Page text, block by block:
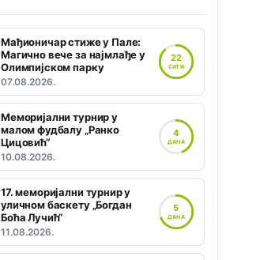
Мађионичар стиже у Пале:
Магично вече за најмлађе у
Олимпијском парку
07.08.2026.
22
САТИ
Меморијални турнир у
малом фудбалу „Ранко
Цицовић“
10.08.2026.
4
ДАНА
17. меморијални турнир у
уличном баскету „Богдан
Боћа Лучић“
11.08.2026.
5
ДАНА